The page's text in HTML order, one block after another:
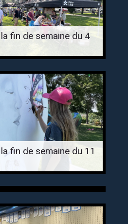
fin de semaine du 4
fin de semaine du 11